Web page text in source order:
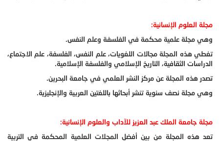
مجلة العلوم الإنسانية:
وهي مجلة علمية محكمة في الفلسفة وعلم النفس.
تغطي هذه المجلة مجالات اللغويات، علم النفس، الفلسفة، علم الاجتماع،
الدراسات الثقافية، التاريخ الإسلامي والفلسفة الإسلامية.
تصدر هذه المجلة عن مركز النشر العلمي في جامعة البحرين.
وهي مجلة نصف سنوية تنشر أبحاثها باللغتين العربية والإنجليزية.
مجلة جامعة الملك عبد العزيز للآداب والعلوم الإنسانية:
تعد هذه المجلة من بين أفضل المجلات العلمية المحكمة في التربية